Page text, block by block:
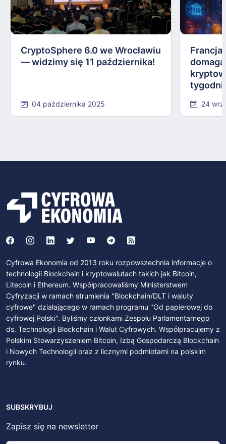
CryptoSphere 6.0 we Wrocławiu
— widzimy się 11 października!
04 października 2025 24
Cyfrowa Ekonomia od 2013 roku rozpowszechnia informacje o
technologii Blockchain i kryptowalutach takich jak Bitcoin,
Litecoin i Ethereum. Współpracowaliśmy Ministerstwem
Cyfryzacji w ramach strumienia "Blockchain/DLT i waluty
cyfrowe" działającego w ramach programu "Od papierowej do
cyfrowej Polski". Byliśmy członkami Zespołu Parlamentarnego
ds. Technologii Blockchain i Walut Cyfrowych. Współpracujemy z
Polskim Stowarzyszeniem Bitcoin, Izbą Gospodarczą Blockchain
i Nowych Technologii oraz z licznymi podmiotami na polskim
rynku.
SUBSKRYBUJ
Zapisz się na newsletter